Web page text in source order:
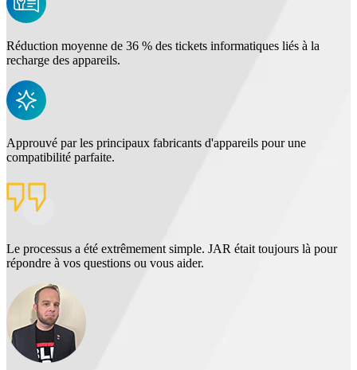
Réduction moyenne de 36 % des tickets informatiques liés à la
recharge des appareils.
Approuvé par les principaux fabricants d'appareils pour une
compatibilité parfaite.
Le processus a été extrêmement simple. JAR était toujours là pour
répondre à vos questions ou vous aider.